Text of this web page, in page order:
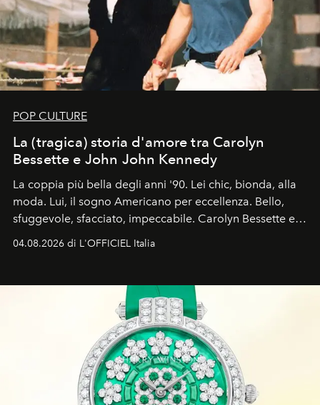
POP CULTURE
La (tragica) storia d'amore tra Carolyn
Bessette e John John Kennedy
La coppia più bella degli anni '90. Lei chic, bionda, alla
moda. Lui, il sogno Americano per eccellenza. Bello,
sfuggevole, sfacciato, impeccabile. Carolyn Bessette e
04.08.2026 di L'OFFICIEL Italia